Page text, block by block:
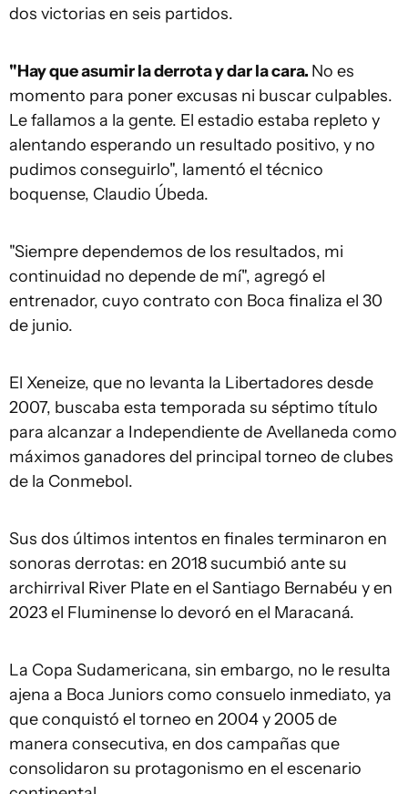
dos victorias en seis partidos.
"Hay que asumir la derrota y dar la cara. No es
momento para poner excusas ni buscar culpables.
Le fallamos a la gente. El estadio estaba repleto y
alentando esperando un resultado positivo, y no
pudimos conseguirlo", lamentó el técnico
boquense, Claudio Úbeda.
"Siempre dependemos de los resultados, mi
continuidad no depende de mí", agregó el
entrenador, cuyo contrato con Boca finaliza el 30
de junio.
El Xeneize, que no levanta la Libertadores desde
2007, buscaba esta temporada su séptimo título
para alcanzar a Independiente de Avellaneda como
máximos ganadores del principal torneo de clubes
de la Conmebol.
Sus dos últimos intentos en finales terminaron en
sonoras derrotas: en 2018 sucumbió ante su
archirrival River Plate en el Santiago Bernabéu y en
2023 el Fluminense lo devoró en el Maracaná.
La Copa Sudamericana, sin embargo, no le resulta
ajena a Boca Juniors como consuelo inmediato, ya
que conquistó el torneo en 2004 y 2005 de
manera consecutiva, en dos campañas que
consolidaron su protagonismo en el escenario